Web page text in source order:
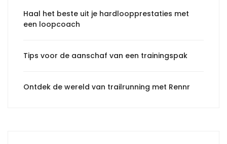
Haal het beste uit je hardloopprestaties met
een loopcoach
Tips voor de aanschaf van een trainingspak
Ontdek de wereld van trailrunning met Rennr